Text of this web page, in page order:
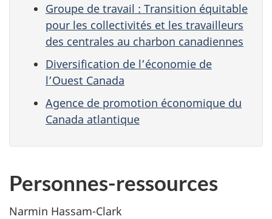
Groupe de travail : Transition équitable
pour les collectivités et les travailleurs
des centrales au charbon canadiennes
Diversification de l’économie de
l’Ouest Canada
Agence de promotion économique du
Canada atlantique
Personnes-ressources
Narmin Hassam-Clark